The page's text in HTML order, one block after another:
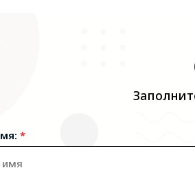
*